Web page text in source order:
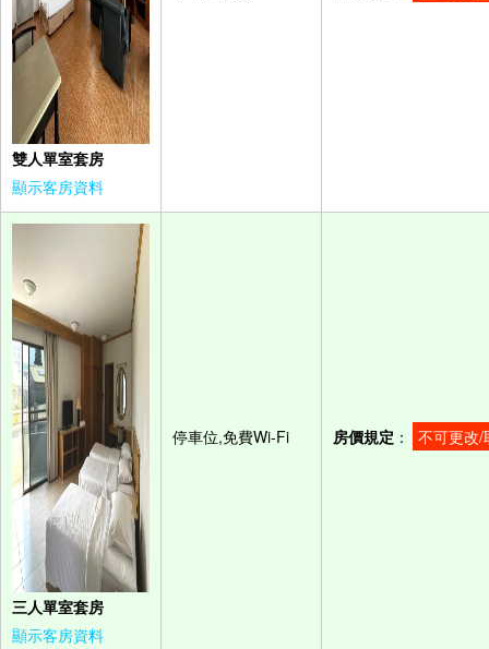
雙人單室套房
顯示客房資料
三人單室套房
顯示客房資料
停車位,免費Wi-Fi 房價規定 ： 不可更改/